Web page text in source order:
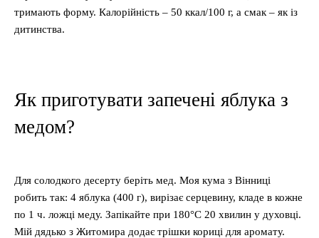
тримають форму. Калорійність – 50 ккал/100 г, а смак – як із
дитинства.
Як приготувати запечені яблука з
медом?
Для солодкого десерту беріть мед. Моя кума з Вінниці
робить так: 4 яблука (400 г), вирізає серцевину, кладе в кожне
по 1 ч. ложці меду. Запікайте при 180°C 20 хвилин у духовці.
Мій дядько з Житомира додає трішки кориці для аромату.